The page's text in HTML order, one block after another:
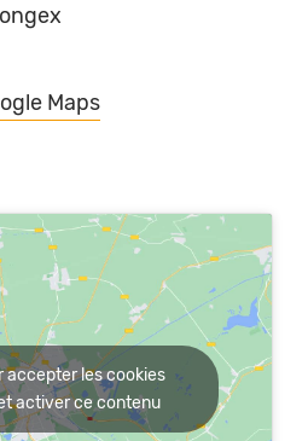
Maps
accepter les cookies
activer ce contenu